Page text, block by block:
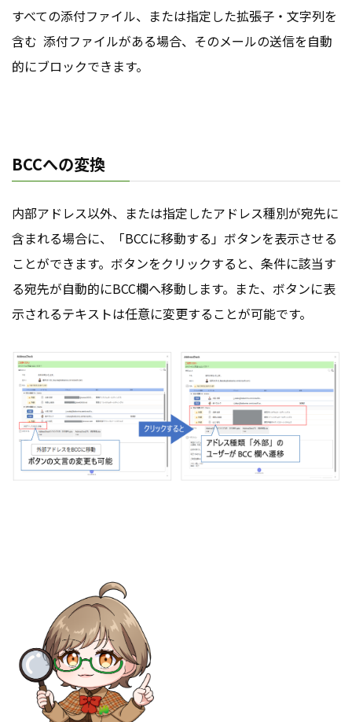
すべての添付ファイル、または指定した拡張子・文字列を
含む 添付ファイルがある場合、そのメールの送信を自動
的にブロックできます。
BCCへの変換
内部アドレス以外、または指定したアドレス種別が宛先に
含まれる場合に、「BCCに移動する」ボタンを表示させる
ことができます。ボタンをクリックすると、条件に該当す
る宛先が自動的にBCC欄へ移動します。また、ボタンに表
示されるテキストは任意に変更することが可能です。